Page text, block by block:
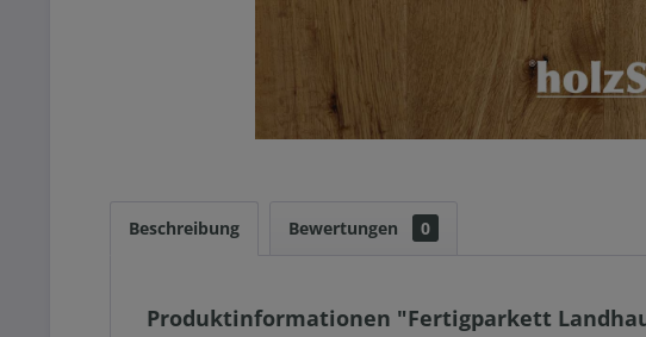
Beschreibung Bewertungen 0
Produktinformationen "Fertigparkett